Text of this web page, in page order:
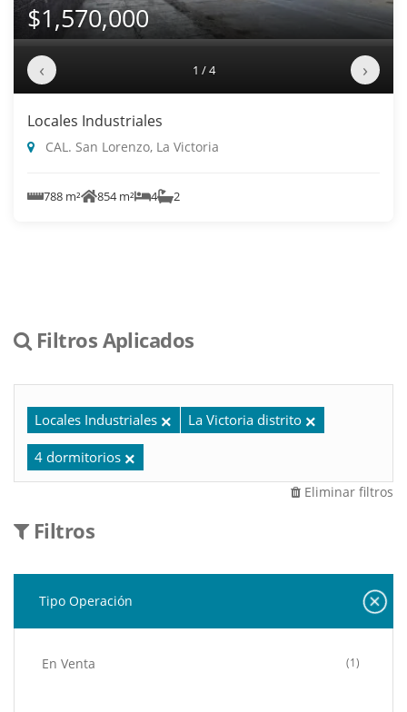
$1,570,000
‹ 1 / 4 ›
Locales Industriales
CAL. San Lorenzo, La Victoria
788 m² 854 m² 4 2
Filtros Aplicados
Locales Industriales La Victoria distrito
4 dormitorios
Eliminar filtros
Filtros
Tipo Operación
En Venta (1)